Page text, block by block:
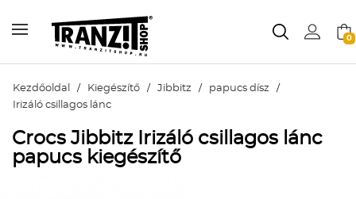
0
Kezdőoldal / Kiegészítő / Jibbitz / papucs dísz /
Irizáló csillagos lánc
Crocs Jibbitz Irizáló csillagos lánc
papucs kiegészítő